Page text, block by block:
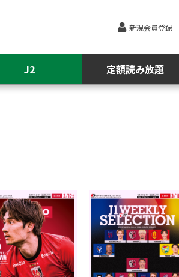
新規会員登録
J2 定額読み放題